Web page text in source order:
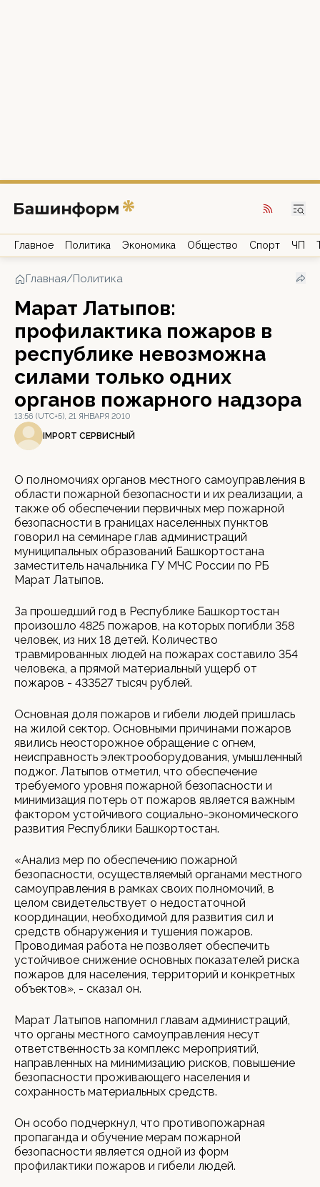
Главное Политика Экономика Общество Спорт ЧП
Главная/Политика
Марат Латыпов:
профилактика пожаров в
республике невозможна
силами только одних
органов пожарного надзора
13:56 (UTC+5), 21 ЯНВАРЯ 2010
IMPORT СЕРВИСНЫЙ
О полномочиях органов местного самоуправления в
области пожарной безопасности и их реализации, а
также об обеспечении первичных мер пожарной
безопасности в границах населенных пунктов
говорил на семинаре глав администраций
муниципальных образований Башкортостана
заместитель начальника ГУ МЧС России по РБ
Марат Латыпов.
За прошедший год в Республике Башкортостан
произошло 4825 пожаров, на которых погибли 358
человек, из них 18 детей. Количество
травмированных людей на пожарах составило 354
человека, а прямой материальный ущерб от
пожаров - 433527 тысяч рублей.
Основная доля пожаров и гибели людей пришлась
на жилой сектор. Основными причинами пожаров
явились неосторожное обращение с огнем,
неисправность электрооборудования, умышленный
поджог. Латыпов отметил, что обеспечение
требуемого уровня пожарной безопасности и
минимизация потерь от пожаров является важным
фактором устойчивого социально-экономического
развития Республики Башкортостан.
«Анализ мер по обеспечению пожарной
безопасности, осуществляемый органами местного
самоуправления в рамках своих полномочий, в
целом свидетельствует о недостаточной
координации, необходимой для развития сил и
средств обнаружения и тушения пожаров.
Проводимая работа не позволяет обеспечить
устойчивое снижение основных показателей риска
пожаров для населения, территорий и конкретных
объектов», - сказал он.
Марат Латыпов напомнил главам администраций,
что органы местного самоуправления несут
ответственность за комплекс мероприятий,
направленных на минимизацию рисков, повышение
безопасности проживающего населения и
сохранность материальных средств.
Он особо подчеркнул, что противопожарная
пропаганда и обучение мерам пожарной
безопасности является одной из форм
профилактики пожаров и гибели людей.